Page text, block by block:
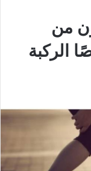
من
الركبة